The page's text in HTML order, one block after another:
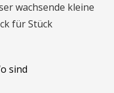
wachsende kleine
für Stück
sind